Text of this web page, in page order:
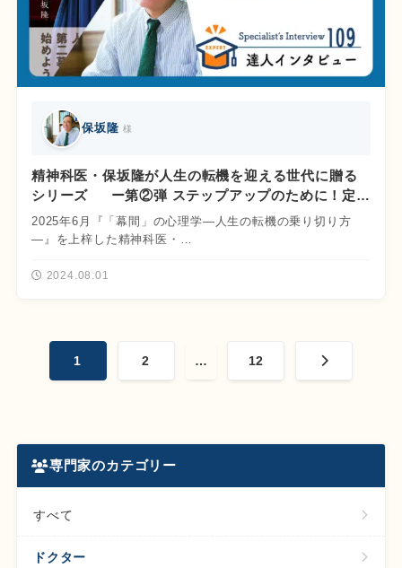
保坂隆様
精神科医・保坂隆が人生の転機を迎える世代に贈る
シリーズ ー第②弾 ステップアップのために！定年
後を想定したリスキリング戦略ー
2025年6月『「幕間」の心理学―人生の転機の乗り切り方
―』を上梓した精神科医・…
2024.08.01
1 2 … 12
専門家のカテゴリー
すべて
ドクター